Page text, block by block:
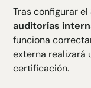
Tras configurar el
auditorías
funciona
externa realizará
certificación.